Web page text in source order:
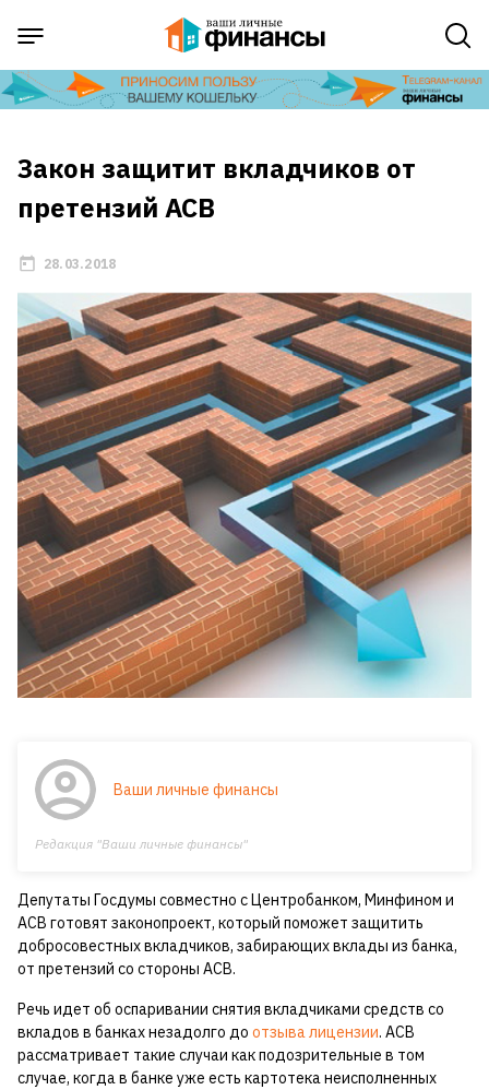
Закон защитит вкладчиков от
претензий АСВ
28.03.2018
Ваши личные финансы
Редакция "Ваши личные финансы"
Депутаты Госдумы совместно с Центробанком, Минфином и
АСВ готовят законопроект, который поможет защитить
добросовестных вкладчиков, забирающих вклады из банка,
от претензий со стороны АСВ.
Речь идет об оспаривании снятия вкладчиками средств со
вкладов в банках незадолго до отзыва лицензии. АСВ
рассматривает такие случаи как подозрительные в том
случае, когда в банке уже есть картотека неисполненных